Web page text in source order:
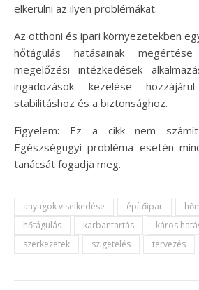
elkerülni az ilyen problémákat.
Az otthoni és ipari környezetekben
hőtágulás hatásainak
megelőzési intézkedések
ingadozások kezelése
stabilitáshoz és a biztonsághoz.
Figyelem: Ez a cikk nem
Egészségügyi probléma esetén
tanácsát fogadja meg.
anyagok viselkedése építőipar
hőtágulás
karbantartás káros
szerkezetek
szigetelés tervezés